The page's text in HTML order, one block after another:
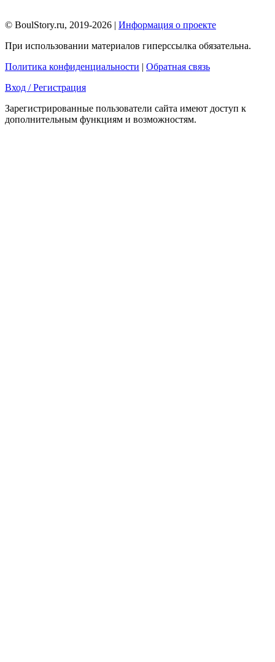
© BoulStory.ru, 2019-2026 | Информация о проекте
При использовании материалов гиперссылка обязательна.
Политика конфиденциальности | Обратная связь
Вход / Регистрация
Зарегистрированные пользователи сайта имеют доступ к
дополнительным функциям и возможностям.